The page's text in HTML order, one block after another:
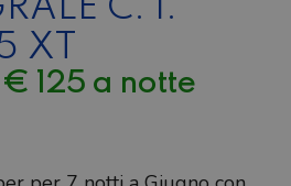
C. I.
XT
a notte
€ 125